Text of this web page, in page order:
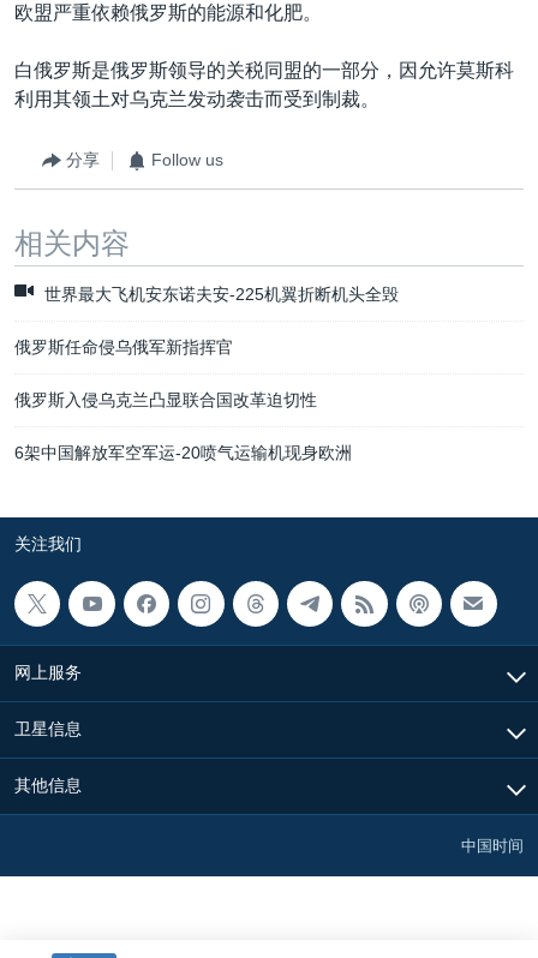
欧盟严重依赖俄罗斯的能源和化肥。
白俄罗斯是俄罗斯领导的关税同盟的一部分，因允许莫斯科
利用其领土对乌克兰发动袭击而受到制裁。
分享 Follow us
相关内容
世界最大飞机安东诺夫安-225机翼折断机头全毁
俄罗斯任命侵乌俄军新指挥官
俄罗斯入侵乌克兰凸显联合国改革迫切性
6架中国解放军空军运-20喷气运输机现身欧洲
关注我们
网上服务
卫星信息
其他信息
中国时间